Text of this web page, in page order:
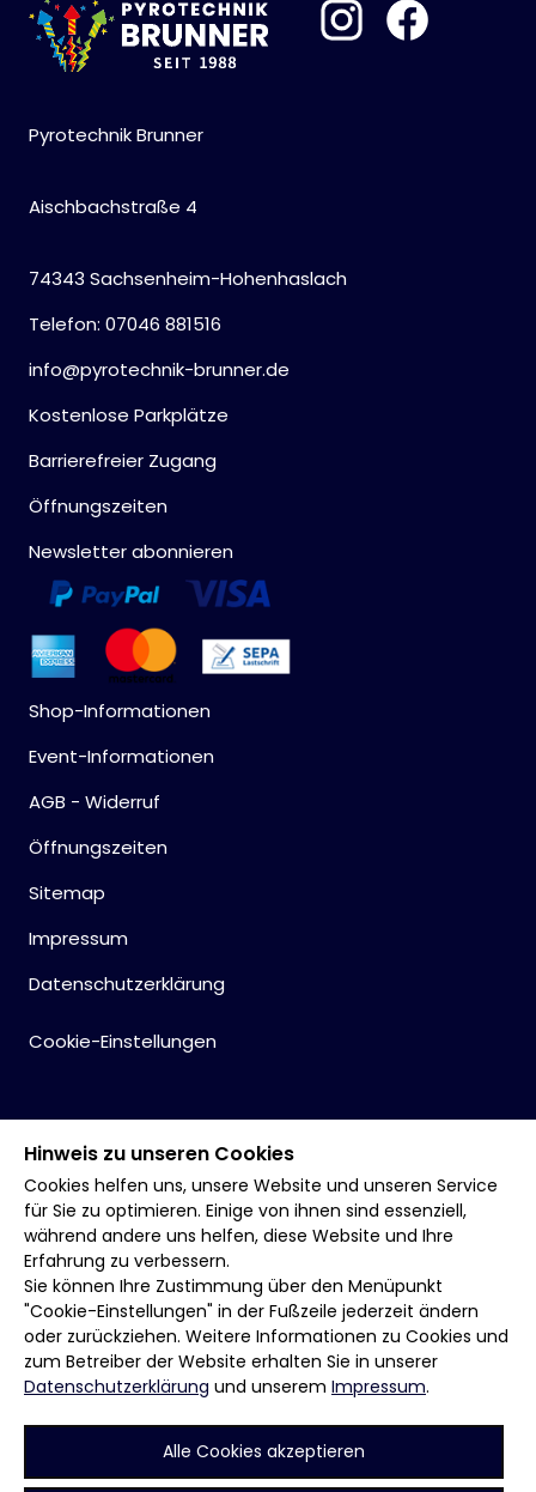
Pyrotechnik Brunner
Aischbachstraße 4
74343 Sachsenheim-Hohenhaslach
Telefon: 07046 881516
info@pyrotechnik-brunner.de
Kostenlose Parkplätze
Barrierefreier Zugang
Öffnungszeiten
Newsletter abonnieren
Shop-Informationen
Event-Informationen
AGB - Widerruf
Öffnungszeiten
Sitemap
Impressum
Datenschutzerklärung
Cookie-Einstellungen
Hinweis zu unseren Cookies
Cookies helfen uns, unsere Website und unseren Service
für Sie zu optimieren. Einige von ihnen sind essenziell,
während andere uns helfen, diese Website und Ihre
Erfahrung zu verbessern.
Sie können Ihre Zustimmung über den Menüpunkt
"Cookie-Einstellungen" in der Fußzeile jederzeit ändern
oder zurückziehen. Weitere Informationen zu Cookies und
zum Betreiber der Website erhalten Sie in unserer
Datenschutzerklärung und unserem Impressum.
Alle Cookies akzeptieren